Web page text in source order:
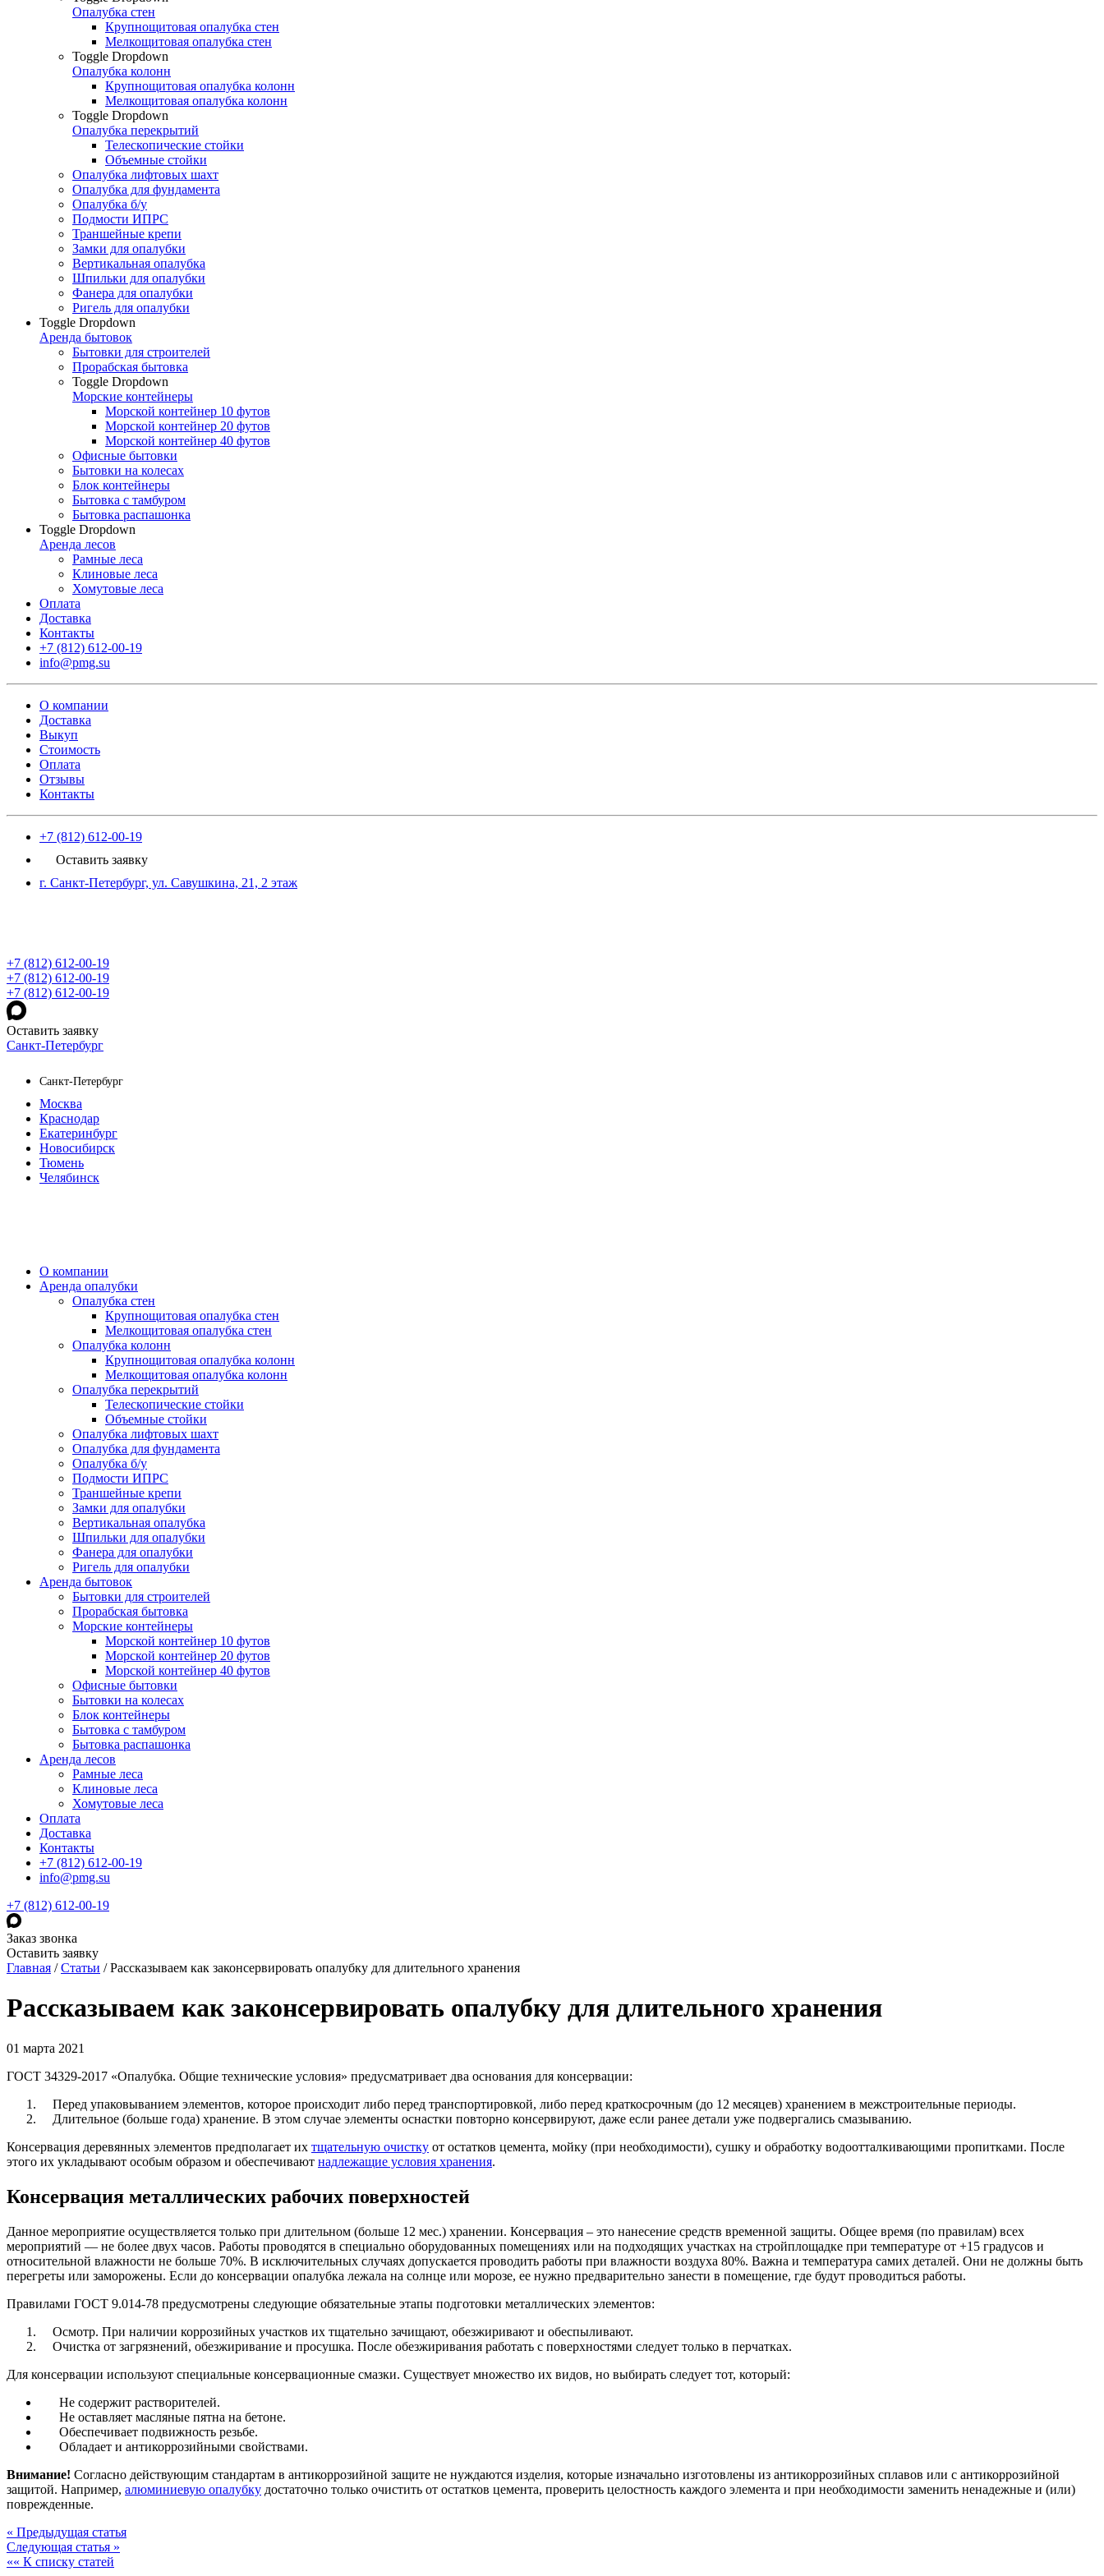
Опалубка стен
Крупнощитовая опалубка стен
Мелкощитовая опалубка стен
Toggle Dropdown
Опалубка колонн
Крупнощитовая опалубка колонн
Мелкощитовая опалубка колонн
Toggle Dropdown
Опалубка перекрытий
Телескопические стойки
Объемные стойки
Опалубка лифтовых шахт
Опалубка для фундамента
Опалубка б/у
Подмости ИПРС
Траншейные крепи
Замки для опалубки
Вертикальная опалубка
Шпильки для опалубки
Фанера для опалубки
Ригель для опалубки
Toggle Dropdown
Аренда бытовок
Бытовки для строителей
Прорабская бытовка
Toggle Dropdown
Морские контейнеры
Морской контейнер 10 футов
Морской контейнер 20 футов
Морской контейнер 40 футов
Офисные бытовки
Бытовки на колесах
Блок контейнеры
Бытовка с тамбуром
Бытовка распашонка
Toggle Dropdown
Аренда лесов
Рамные леса
Клиновые леса
Хомутовые леса
Оплата
Доставка
Контакты
+7 (812) 612-00-19
info@pmg.su
О компании
Доставка
Выкуп
Стоимость
Оплата
Отзывы
Контакты
+7 (812) 612-00-19
Оставить заявку
г. Санкт-Петербург, ул. Савушкина, 21, 2 этаж
+7 (812) 612-00-19
+7 (812) 612-00-19
+7 (812) 612-00-19
Оставить заявку
Санкт-Петербург
Санкт-Петербург
Москва
Краснодар
Екатеринбург
Новосибирск
Тюмень
Челябинск
О компании
Аренда опалубки
Опалубка стен
Крупнощитовая опалубка стен
Мелкощитовая опалубка стен
Опалубка колонн
Крупнощитовая опалубка колонн
Мелкощитовая опалубка колонн
Опалубка перекрытий
Телескопические стойки
Объемные стойки
Опалубка лифтовых шахт
Опалубка для фундамента
Опалубка б/у
Подмости ИПРС
Траншейные крепи
Замки для опалубки
Вертикальная опалубка
Шпильки для опалубки
Фанера для опалубки
Ригель для опалубки
Аренда бытовок
Бытовки для строителей
Прорабская бытовка
Морские контейнеры
Морской контейнер 10 футов
Морской контейнер 20 футов
Морской контейнер 40 футов
Офисные бытовки
Бытовки на колесах
Блок контейнеры
Бытовка с тамбуром
Бытовка распашонка
Аренда лесов
Рамные леса
Клиновые леса
Хомутовые леса
Оплата
Доставка
Контакты
+7 (812) 612-00-19
info@pmg.su
+7 (812) 612-00-19
Заказ звонка
Оставить заявку
Главная /Статьи /Рассказываем как законсервировать опалубку для длительного хранения
Рассказываем как законсервировать опалубку для длительного хранения
01 марта 2021
ГОСТ 34329-2017 «Опалубка. Общие технические условия» предусматривает два основания для консервации:
Перед упаковыванием элементов, которое происходит либо перед транспортировкой, либо перед краткосрочным (до 12 месяцев) хранением в межстроительные периоды.
Длительное (больше года) хранение. В этом случае элементы оснастки повторно консервируют, даже если ранее детали уже подвергались смазыванию.
Консервация деревянных элементов предполагает их тщательную очистку от остатков цемента, мойку (при необходимости), сушку и обработку водоотталкивающими пропитками. После
этого их укладывают особым образом и обеспечивают надлежащие условия хранения.
Консервация металлических рабочих поверхностей
Данное мероприятие осуществляется только при длительном (больше 12 мес.) хранении. Консервация – это нанесение средств временной защиты. Общее время (по правилам) всех
мероприятий — не более двух часов. Работы проводятся в специально оборудованных помещениях или на подходящих участках на стройплощадке при температуре от +15 градусов и
относительной влажности не больше 70%. В исключительных случаях допускается проводить работы при влажности воздуха 80%. Важна и температура самих деталей. Они не должны быть
перегреты или заморожены. Если до консервации опалубка лежала на солнце или морозе, ее нужно предварительно занести в помещение, где будут проводиться работы.
Правилами ГОСТ 9.014-78 предусмотрены следующие обязательные этапы подготовки металлических элементов:
Осмотр. При наличии коррозийных участков их тщательно зачищают, обезжиривают и обеспыливают.
Очистка от загрязнений, обезжиривание и просушка. После обезжиривания работать с поверхностями следует только в перчатках.
Для консервации используют специальные консервационные смазки. Существует множество их видов, но выбирать следует тот, который:
Не содержит растворителей.
Не оставляет масляные пятна на бетоне.
Обеспечивает подвижность резьбе.
Обладает и антикоррозийными свойствами.
Внимание! Согласно действующим стандартам в антикоррозийной защите не нуждаются изделия, которые изначально изготовлены из антикоррозийных сплавов или с антикоррозийной
защитой. Например, алюминиевую опалубку достаточно только очистить от остатков цемента, проверить целостность каждого элемента и при необходимости заменить ненадежные и (или)
поврежденные.
« Предыдущая статья
Следующая статья »
«« К списку статей